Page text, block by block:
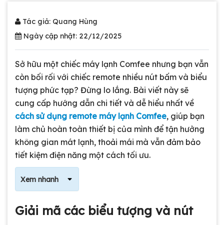
Tác giả: Quang Hùng
Ngày cập nhật: 22/12/2025
Sở hữu một chiếc máy lạnh Comfee nhưng bạn vẫn
còn bối rối với chiếc remote nhiều nút bấm và biểu
tượng phức tạp? Đừng lo lắng. Bài viết này sẽ
cung cấp hướng dẫn chi tiết và dễ hiểu nhất về
cách sử dụng remote máy lạnh Comfee, giúp bạn
làm chủ hoàn toàn thiết bị của mình để tận hưởng
không gian mát lạnh, thoải mái mà vẫn đảm bảo
tiết kiệm điện năng một cách tối ưu.
Xem nhanh
Giải mã các biểu tượng và nút